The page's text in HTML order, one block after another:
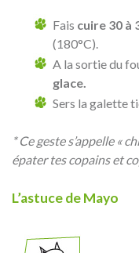
Fais cuire 30 à
(180°C).
A la sortie du
glace.
Sers la galette
* Ce geste s’appelle «
épater tes copains et
L’astuce de Mayo